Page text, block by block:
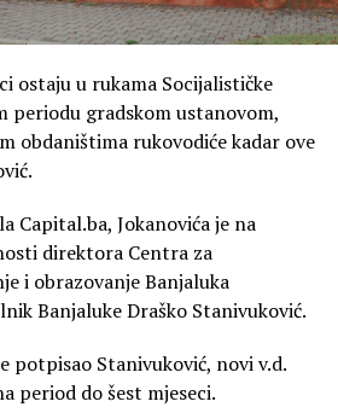
ostaju u rukama Socijalističke
periodu gradskom ustanovom,
obdaništima rukovodiće kadar ove
Capital.ba, Jokanovića je na
direktora Centra za
i obrazovanje Banjaluka
Banjaluke Draško Stanivuković.
potpisao Stanivuković, novi v.d.
period do šest mjeseci.